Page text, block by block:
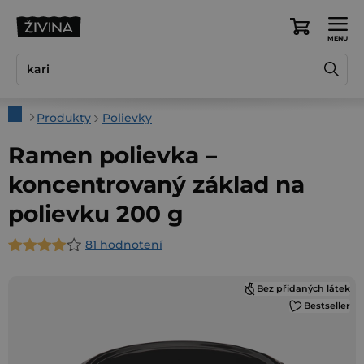
Nákupný
DomovProdukty Polievky
Ramen polievka –
koncentrovaný základ na
polievku 200 g
Priemerné
81 hodnotení
Bez přidaných látek
Bestseller